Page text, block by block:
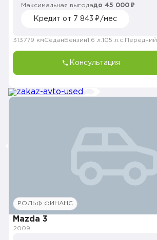
Максимальная выгодадо 45 000 ₽
Кредит от 7 843 ₽/мес
313779 кмСедан Бензин1.6 л. 105 л.с. Передний
Консультация
РОЛЬФ ФИНАНС
Mazda 3
2009